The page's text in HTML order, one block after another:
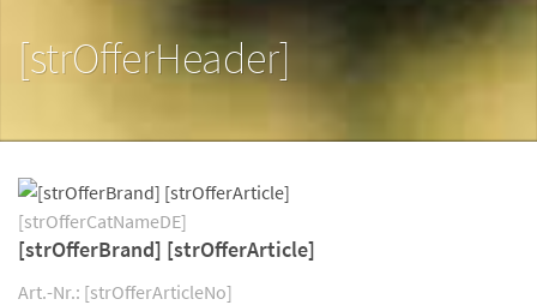
[strOfferHeader]
[strOfferCatNameDE]
[strOfferBrand] [strOfferArticle]
Art.-Nr.: [strOfferArticleNo]